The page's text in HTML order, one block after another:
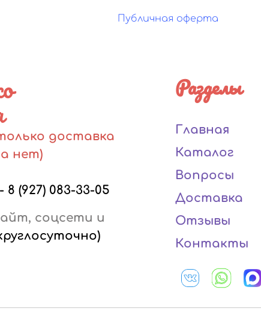
Публичная оферта
доставка
нет)
- 8 (927) 083-33-05
соцсети и
Разделы
Главная
Каталог
Вопросы
Доставка
Отзывы
Контакты